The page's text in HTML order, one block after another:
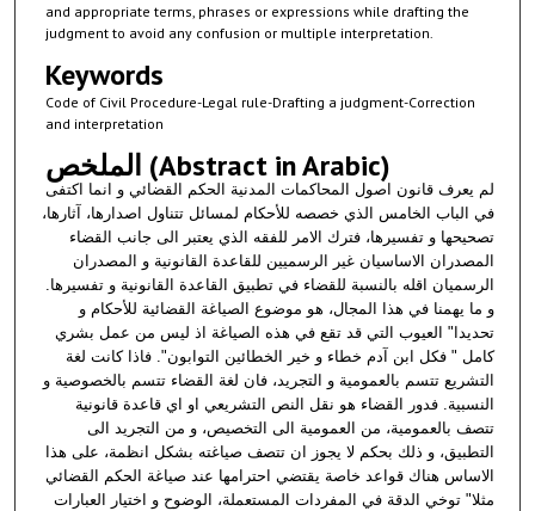
and appropriate terms, phrases or expressions while drafting the
judgment to avoid any confusion or multiple interpretation.
Keywords
Code of Civil Procedure-Legal rule-Drafting a judgment-Correction
and interpretation
الملخص (Abstract in Arabic)
لم يعرف قانون اصول المحاكمات المدنية الحكم القضائي و انما اكتفى
في الباب الخامس الذي خصصه للأحكام لمسائل تتناول اصدارها، آثارها،
تصحيحها و تفسيرها، فترك الامر للفقه الذي يعتبر الى جانب القضاء
المصدران الاساسيان غير الرسميين للقاعدة القانونية و المصدران
الرسميان اقله بالنسبة للقضاء في تطبيق القاعدة القانونية و تفسيرها.
و ما يهمنا في هذا المجال، هو موضوع الصياغة القضائية للأحكام و
تحديدا" العيوب التي قد تقع في هذه الصياغة اذ ليس من عمل بشري
كامل " فكل ابن آدم خطاء و خير الخطائين التوابون". فاذا كانت لغة
التشريع تتسم بالعمومية و التجريد، فان لغة القضاء تتسم بالخصوصية و
النسبية. فدور القضاء هو نقل النص التشريعي او اي قاعدة قانونية
تتصف بالعمومية، من العمومية الى التخصيص، و من التجريد الى
التطبيق، و ذلك بحكم لا يجوز ان تتصف صياغته بشكل انظمة، على هذا
الاساس هناك قواعد خاصة يقتضي احترامها عند صياغة الحكم القضائي
مثلا" توخي الدقة في المفردات المستعملة، الوضوح و اختيار العبارات